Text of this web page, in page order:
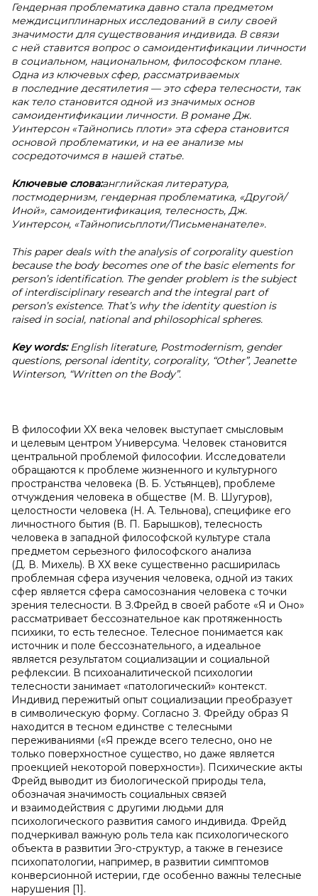
Гендерная проблематика давно стала предметом
междисциплинарных исследований в силу своей
значимости для существования индивида. В связи
с ней ставится вопрос о самоидентификации личности
в социальном, национальном, философском плане.
Одна из ключевых сфер, рассматриваемых
в последние десятилетия — это сфера телесности, так
как тело становится одной из значимых основ
самоидентификации личности. В романе Дж.
Уинтерсон «Тайнопись плоти» эта сфера становится
основой проблематики, и на ее анализе мы
сосредоточимся в нашей статье.
Ключевые слова:английская литература,
постмодернизм, гендерная проблематика, «Другой/
Иной», самоидентификация, телесность, Дж.
Уинтерсон, «Тайнописьплоти/Письменанателе».
This paper deals with the analysis of corporality question
because the body becomes one of the basic elements for
person’s identification. The gender problem is the subject
of interdisciplinary research and the integral part of
person’s existence. That’s why the identity question is
raised in social, national and philosophical spheres.
Key words: English literature, Postmodernism, gender
questions, personal identity, corporality, “Other”, Jeanette
Winterson, “Written on the Body”.
В философии XX века человек выступает смысловым
и целевым центром Универсума. Человек становится
центральной проблемой философии. Исследователи
обращаются к проблеме жизненного и культурного
пространства человека (В. Б. Устьянцев), проблеме
отчуждения человека в обществе (М. В. Шугуров),
целостности человека (Н. А. Тельнова), специфике его
личностного бытия (В. П. Барышков), телесность
человека в западной философской культуре стала
предметом серьезного философского анализа
(Д. В. Михель). В ХХ веке существенно расширилась
проблемная сфера изучения человека, одной из таких
сфер является сфера самосознания человека с точки
зрения телесности. В З.Фрейд в своей работе «Я и Оно»
рассматривает бессознательное как протяженность
психики, то есть телесное. Телесное понимается как
источник и поле бессознательного, а идеальное
является результатом социализации и социальной
рефлексии. В психоаналитической психологии
телесности занимает «патологический» контекст.
Индивид пережитый опыт социализации преобразует
в символическую форму. Согласно З. Фрейду образ Я
находится в тесном единстве с телесными
переживаниями («Я прежде всего телесно, оно не
только поверхностное существо, но даже является
проекцией некоторой поверхности»). Психические акты
Фрейд выводит из биологической природы тела,
обозначая значимость социальных связей
и взаимодействия с другими людьми для
психологического развития самого индивида. Фрейд
подчеркивал важную роль тела как психологического
объекта в развитии Эго-структур, а также в генезисе
психопатологии, например, в развитии симптомов
конверсионной истерии, где особенно важны телесные
нарушения [1].